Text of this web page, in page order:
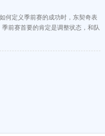
何定义季前赛的成功时，东契奇表
前赛首要的肯定是调整状态，和队